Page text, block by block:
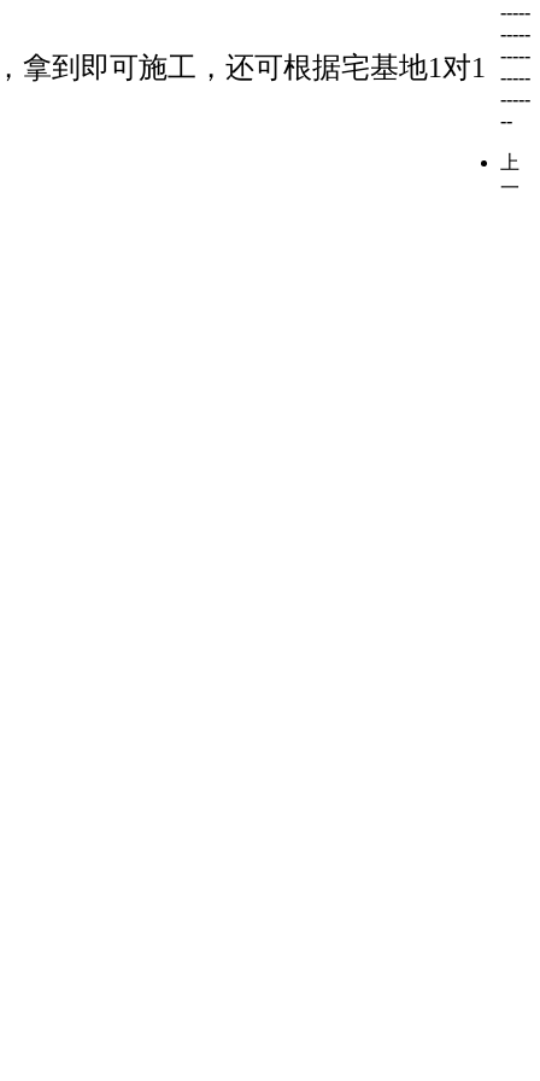
拿到即可施工 ，还可根据宅基地1对1
-----
-----
-----
-----
-----
--
上
一